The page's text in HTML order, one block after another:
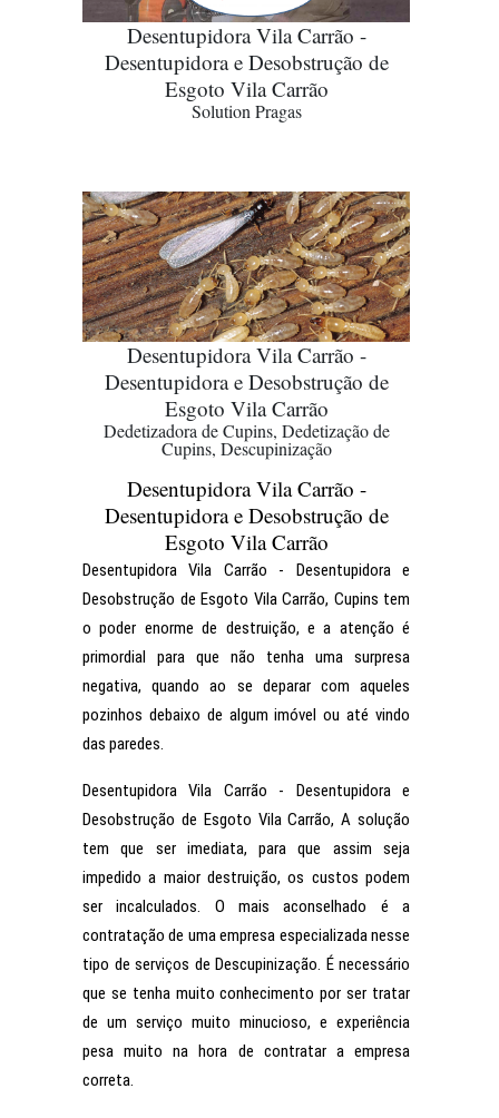
Desentupidora Vila Carrão -
Desentupidora e Desobstrução de
Esgoto Vila Carrão
Solution Pragas
Desentupidora Vila Carrão -
Desentupidora e Desobstrução de
Esgoto Vila Carrão
Dedetizadora de Cupins, Dedetização de
Cupins, Descupinização
Desentupidora Vila Carrão -
Desentupidora e Desobstrução de
Esgoto Vila Carrão
Desentupidora Vila Carrão - Desentupidora e
Desobstrução de Esgoto Vila Carrão, Cupins tem
o poder enorme de destruição, e a atenção é
primordial para que não tenha uma surpresa
negativa, quando ao se deparar com aqueles
pozinhos debaixo de algum imóvel ou até vindo
das paredes.
Desentupidora Vila Carrão - Desentupidora e
Desobstrução de Esgoto Vila Carrão, A solução
tem que ser imediata, para que assim seja
impedido a maior destruição, os custos podem
ser incalculados. O mais aconselhado é a
contratação de uma empresa especializada nesse
tipo de serviços de Descupinização. É necessário
que se tenha muito conhecimento por ser tratar
de um serviço muito minucioso, e experiência
pesa muito na hora de contratar a empresa
correta.